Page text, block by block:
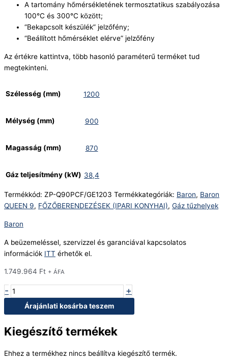
A tartomány hőmérsékletének termosztatikus szabályozása
100°C és 300°C között;
“Bekapcsolt készülék” jelzőfény;
“Beállított hőmérséklet elérve” jelzőfény
Az értékre kattintva, több hasonló paraméterű terméket tud
megtekinteni.
Szélesség (mm) 1200
Mélység (mm) 900
Magasság (mm) 870
Gáz teljesítmény (kW) 38,4
Termékkód: ZP-Q90PCF/GE1203 Termékkategóriák: Baron, Baron
QUEEN 9, FŐZŐBERENDEZÉSEK (IPARI KONYHAI), Gáz tűzhelyek
Baron
A beüzemeléssel, szervizzel és garanciával kapcsolatos
információk ITT érhetők el.
1.749.964 Ft + ÁFA
- +
Árajánlati kosárba teszem
Kiegészítő termékek
Ehhez a termékhez nincs beállítva kiegészítő termék.